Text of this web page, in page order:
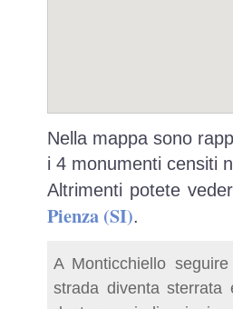
Nella mappa sono
i 4 monumenti censiti
Altrimenti potete
Pienza (SI).
A Monticchiello
strada diventa